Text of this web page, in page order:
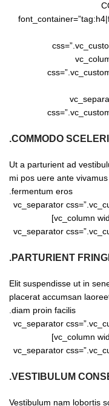
!important;}”][/
[/vc_column][vc_column width=”1/
COMMODO
Ut a parturient ad
mi pos uere ante
fermentum eros.
[vc_separator
30px !important;}”][/vc_column][vc_column width=”1/3″]
[vc_separator
PARTURIENT
Elit suspendisse ut in
placerat accumsan
diam proin facilis.
[vc_separator
30px !important;}”][/vc_column][vc_column width=”1/3″]
[vc_separator
VESTIBULUM
Vestibulum nam lobortis